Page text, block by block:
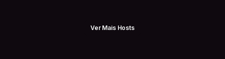
Ver Mais Hosts